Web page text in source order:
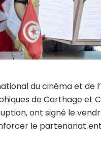
du cinéma et de
de Carthage et
ont signé le
le partenariat